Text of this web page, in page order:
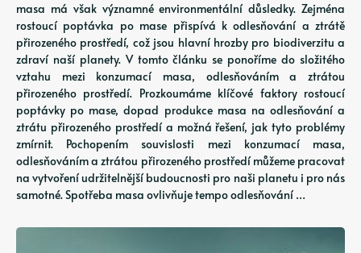
masa má však významné environmentální důsledky. Zejména
rostoucí poptávka po mase přispívá k odlesňování a ztrátě
přirozeného prostředí, což jsou hlavní hrozby pro biodiverzitu a
zdraví naší planety. V tomto článku se ponoříme do složitého
vztahu mezi konzumací masa, odlesňováním a ztrátou
přirozeného prostředí. Prozkoumáme klíčové faktory rostoucí
poptávky po mase, dopad produkce masa na odlesňování a
ztrátu přirozeného prostředí a možná řešení, jak tyto problémy
zmírnit. Pochopením souvislosti mezi konzumací masa,
odlesňováním a ztrátou přirozeného prostředí můžeme pracovat
na vytvoření udržitelnější budoucnosti pro naši planetu i pro nás
samotné. Spotřeba masa ovlivňuje tempo odlesňování …